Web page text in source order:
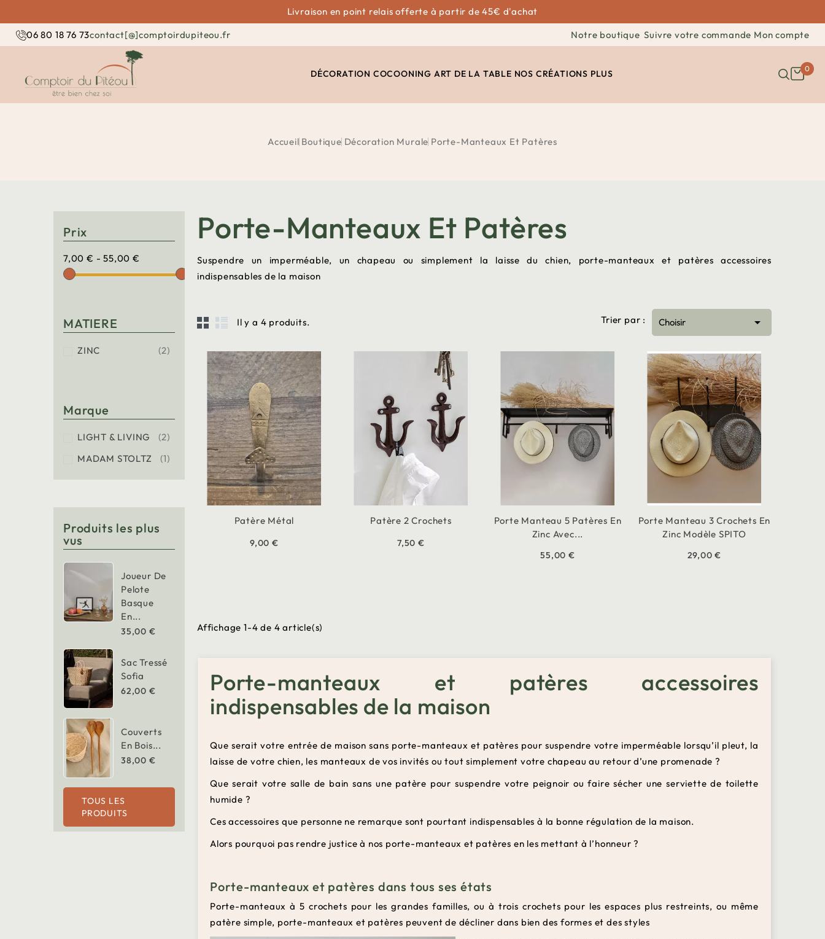
Livraison en point relais offerte à partir de 45€ d'achat
06 80 18 76 73contact[@]comptoirdupiteou.fr Notre boutique Suivre votre commande Mon compte
DÉCORATION COCOONING ART DE LA TABLE NOS CRÉATIONS PLUS 0
Accueil Boutique Décoration Murale Porte-Manteaux Et Patères
Prix
7,00 € - 55,00 €
MATIERE
ZINC (2)
Marque
LIGHT & LIVING
(2)
MADAM STOLTZ
(1)
Produits les plus
vus
Joueur De
Pelote
Basque
En...
35,00 €
Sac Tressé
Sofia
62,00 €
Couverts
En Bois...
38,00 €
TOUS LES
PRODUITS
Porte-Manteaux Et Patères
Suspendre un imperméable, un chapeau ou simplement la laisse du chien, porte-manteaux et patères accessoires
indispensables de la maison
Il y a 4 produits. Trier par : Choisir 
Patère Métal
9,00 €
Patère 2 Crochets
7,50 €
Porte Manteau 5 Patères En
Zinc Avec...
55,00 €
Porte Manteau 3 Crochets En
Zinc Modèle SPITO
29,00 €
Affichage 1-4 de 4 article(s)
Porte-manteaux et patères accessoires
indispensables de la maison
Que serait votre entrée de maison sans porte-manteaux et patères pour suspendre votre imperméable lorsqu’il pleut, la
laisse de votre chien, les manteaux de vos invités ou tout simplement votre chapeau au retour d’une promenade ?
Que serait votre salle de bain sans une patère pour suspendre votre peignoir ou faire sécher une serviette de toilette
humide ?
Ces accessoires que personne ne remarque sont pourtant indispensables à la bonne régulation de la maison.
Alors pourquoi pas rendre justice à nos porte-manteaux et patères en les mettant à l’honneur ?
Porte-manteaux et patères dans tous ses états
Porte-manteaux à 5 crochets pour les grandes familles, ou à trois crochets pour les espaces plus restreints, ou même
patère simple, porte-manteaux et patères peuvent de décliner dans bien des formes et des styles